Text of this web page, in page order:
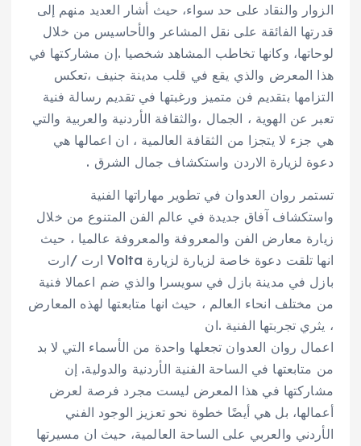
الزوار والنقاد على حد سواء، حيث أشار العديد منهم إلى
قدرتها الفائقة على نقل المشاعر والأحاسيس من خلال
لوحاتها، وكانها تخاطب المشاهد شخصيا .إن مشاركتها في
هذا المعرض والذي يقع في قلب مدينة جنيف ،تعكس
التزامها بتقديم فن متميز ورغبتها في تقديم رسالة فنية
تعبر عن الهوية ، الجمال ،والثقافة الأردنية والعربية والتي
هي جزء لا يتجزا من الثقافة العالمية ، ان اعمالها هي
دعوة لزيارة الاردن واستكشاف جمال الشرق .
تستمر روان العدوان في تطوير مهاراتها الفنية
واستكشاف آفاق جديدة في عالم الفن المتنوع من خلال
زيارة معارض الفن والمعروفة والمعروفة عالميا ، حيث
انها تلقت دعوة خاصة لزيارة لزيارة Volta ارت /ارت
بازل في مدينة بازل في سويسرا والذي ضم اعمالا فنية
من مختلف انحاء العالم ، حيث انها متابعتها لهذه المعارض
، يثري تجربتها الفنية .ان
اعمال روان العدوان تجعلها واحدة من الأسماء التي لا بد
من متابعتها في الساحة الفنية الأردنية والدولية. إن
مشاركتها في هذا المعرض ليست مجرد فرصة لعرض
أعمالها، بل هي أيضًا خطوة نحو تعزيز الوجود الفني
الأردني والعربي على الساحة العالمية، حيث ان مسيرتها